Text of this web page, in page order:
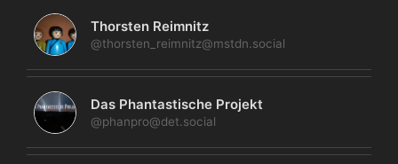
Thorsten Reimnitz
@thorsten_reimnitz@mstdn.social
Das Phantastische Projekt
@phanpro@det.social